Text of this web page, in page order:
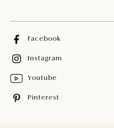
Facebook
Instagram
Youtube
Pinterest